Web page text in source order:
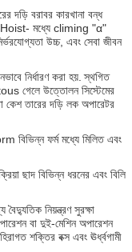
দড়ি বরাবর কারখানা বন্ধ
মধ্যে climing "α"
উচ্চ, এবং সেবা জীবন
নির্ধারণ করা হয়. স্থগিত
গেলে উত্তোলন সিস্টেমের
কেশ তারের দড়ি লক অপারেটর
বিভিন্ন ফর্ম মধ্যে মিলিত এবং
ছাদ বিভিন্ন ধরনের এবং বিলি
বৈদ্যুতিক নিয়ন্ত্রণ সুরক্ষা
বা দুই-মেশিন অপারেশন
শক্তির বক্স এবং ঊর্ধ্বগামী